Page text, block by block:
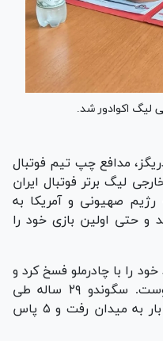
لیگ اکوادور شد.
مدافع چپ تیم فوتبال
لیگ برتر فوتبال ایران
صهیونی و آمریکا به
حتی اولین بازی خود را
خود را با چادرملو فسخ کرد و
به تیم لئونس در زادگاهش پیوست. سگوندو ۲۹ ساله طی
مدت زمان حضور در چادرملو، ۳۴ بار به میدان رفت و ۵ پاس